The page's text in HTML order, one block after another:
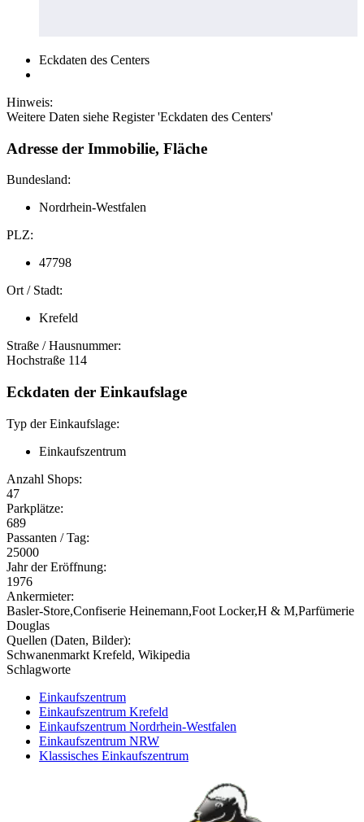
Eckdaten des Centers
Hinweis:
Weitere Daten siehe Register 'Eckdaten des Centers'
Adresse der Immobilie, Fläche
Bundesland:
Nordrhein-Westfalen
PLZ:
47798
Ort / Stadt:
Krefeld
Straße / Hausnummer:
Hochstraße 114
Eckdaten der Einkaufslage
Typ der Einkaufslage:
Einkaufszentrum
Anzahl Shops:
47
Parkplätze:
689
Passanten / Tag:
25000
Jahr der Eröffnung:
1976
Ankermieter:
Basler-Store,Confiserie Heinemann,Foot Locker,H & M,Parfümerie
Douglas
Quellen (Daten, Bilder):
Schwanenmarkt Krefeld, Wikipedia
Schlagworte
Einkaufszentrum
Einkaufszentrum Krefeld
Einkaufszentrum Nordrhein-Westfalen
Einkaufszentrum NRW
Klassisches Einkaufszentrum